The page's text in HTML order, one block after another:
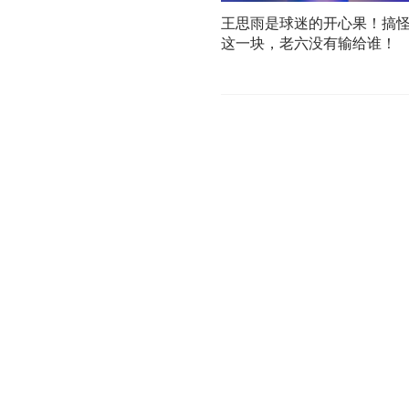
王思雨是球迷的开心果！搞
这一块，老六没有输给谁！